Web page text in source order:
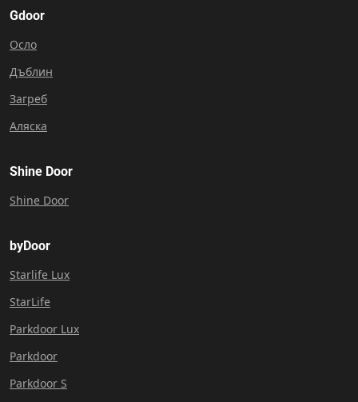
Gdoor
Осло
Дъблин
Загреб
Аляска
Shine Door
Shine Door
byDoor
Starlife Lux
StarLife
Parkdoor Lux
Parkdoor
Parkdoor S